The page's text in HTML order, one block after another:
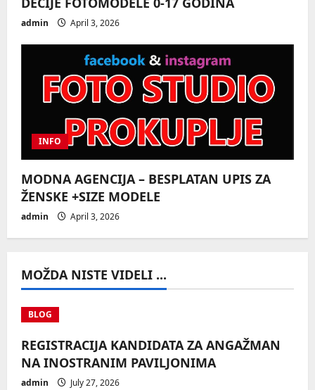
admin April 3, 2026
INFO
MODNA AGENCIJA – BESPLATAN UPIS ZA
ŽENSKE +SIZE MODELE
admin April 3, 2026
MOŽDA NISTE VIDELI ...
BLOG
REGISTRACIJA KANDIDATA ZA ANGAŽMAN
NA INOSTRANIM PAVILJONIMA
admin July 27, 2026